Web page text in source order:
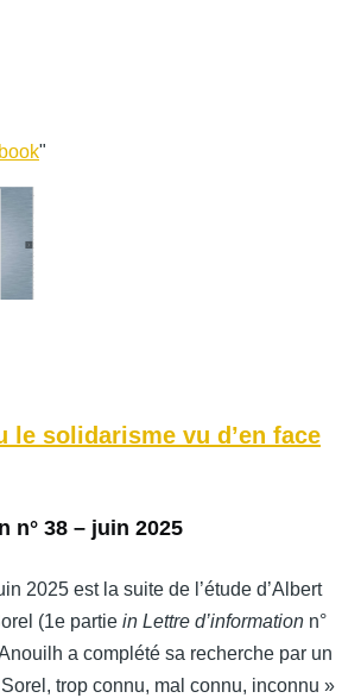
"
le solidarisme vu d’en face
n° 38 – juin 2025
2025 est la suite de l’étude d’Albert
(1e partie in Lettre d’information n°
a complété sa recherche par un
trop connu, mal connu, inconnu »